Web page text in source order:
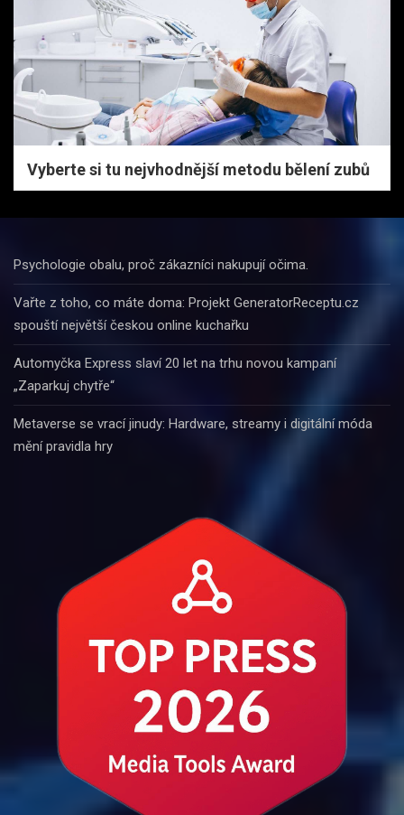
Vyberte si tu nejvhodnější metodu bělení zubů
Psychologie obalu, proč zákazníci nakupují očima.
Vařte z toho, co máte doma: Projekt GeneratorReceptu.cz
spouští největší českou online kuchařku
Automyčka Express slaví 20 let na trhu novou kampaní
„Zaparkuj chytře“
Metaverse se vrací jinudy: Hardware, streamy i digitální móda
mění pravidla hry